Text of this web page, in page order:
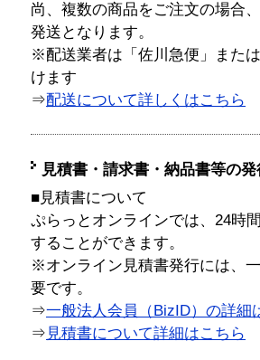
尚、複数の商品をご注文の場合
発送となります。
※配送業者は「佐川急便」また
けます
⇒配送について詳しくはこちら
見積書・請求書・納品書等の
■見積書について
ぷらっとオンラインでは、24時
することができます。
※オンライン見積書発行には、
要です。
⇒一般法人会員（BizID）の詳細
⇒ 見積書について詳細はこちら